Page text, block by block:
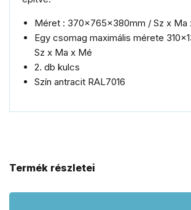
Méret : 370x765x380mm / Sz x Ma
Egy csomag maximális mérete
Sz x Ma x Mé
2. db kulcs
Szín antracit RAL7016
Termék részletei